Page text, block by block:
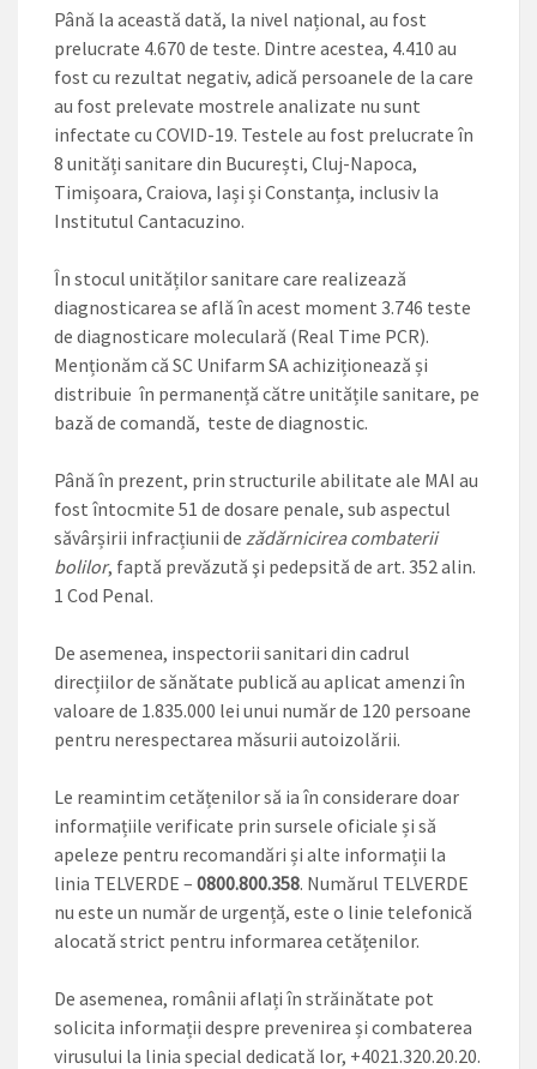
Până la această dată, la nivel național, au fost
prelucrate 4.670 de teste. Dintre acestea, 4.410 au
fost cu rezultat negativ, adică persoanele de la care
au fost prelevate mostrele analizate nu sunt
infectate cu COVID-19. Testele au fost prelucrate în
8 unități sanitare din București, Cluj-Napoca,
Timișoara, Craiova, Iași și Constanța, inclusiv la
Institutul Cantacuzino.
În stocul unităților sanitare care realizează
diagnosticarea se află în acest moment 3.746 teste
de diagnosticare moleculară (Real Time PCR).
Menționăm că SC Unifarm SA achiziționează și
distribuie în permanență către unitățile sanitare, pe
bază de comandă, teste de diagnostic.
Până în prezent, prin structurile abilitate ale MAI au
fost întocmite 51 de dosare penale, sub aspectul
săvârșirii infracțiunii de zădărnicirea combaterii
bolilor, faptă prevăzută şi pedepsită de art. 352 alin.
1 Cod Penal.
De asemenea, inspectorii sanitari din cadrul
direcțiilor de sănătate publică au aplicat amenzi în
valoare de 1.835.000 lei unui număr de 120 persoane
pentru nerespectarea măsurii autoizolării.
Le reamintim cetățenilor să ia în considerare doar
informațiile verificate prin sursele oficiale și să
apeleze pentru recomandări și alte informații la
linia TELVERDE – 0800.800.358. Numărul TELVERDE
nu este un număr de urgență, este o linie telefonică
alocată strict pentru informarea cetățenilor.
De asemenea, românii aflați în străinătate pot
solicita informații despre prevenirea și combaterea
virusului la linia special dedicată lor, +4021.320.20.20.